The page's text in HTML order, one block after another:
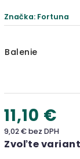
Značka: Fortuna
Balenie
11,10 €
9,02 € bez DPH
Zvoľte variant